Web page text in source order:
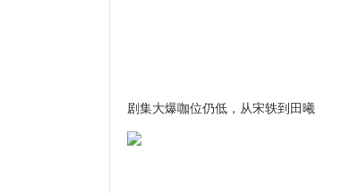
剧集大爆咖位仍低，从宋轶到田曦